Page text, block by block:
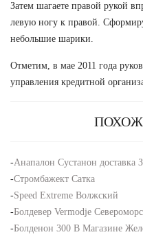
Затем шагаете правой рукой
левую ногу к правой.
небольшие шарики.
Отметим, в мае 2011 года
управления кредитной
-Анапалон Сустанон доставка
-Стромбажект Сатка
-Speed Extreme Волжский
-Болдевер Vermodje
-Болденон 300 В Магазине